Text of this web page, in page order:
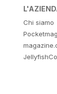
Chi siamo